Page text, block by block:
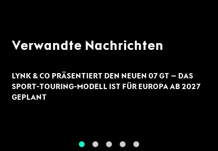
Verwandte Nachrichten
LYNK & CO PRÄSENTIERT DEN NEUEN 07 GT – DAS
SPORT-TOURING-MODELL IST FÜR EUROPA AB 2027
GEPLANT